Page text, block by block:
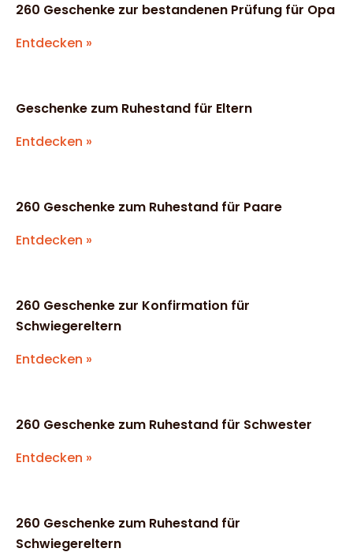
260 Geschenke zur bestandenen Prüfung für Opa
Entdecken »
Geschenke zum Ruhestand für Eltern
Entdecken »
260 Geschenke zum Ruhestand für Paare
Entdecken »
260 Geschenke zur Konfirmation für
Schwiegereltern
Entdecken »
260 Geschenke zum Ruhestand für Schwester
Entdecken »
260 Geschenke zum Ruhestand für
Schwiegereltern